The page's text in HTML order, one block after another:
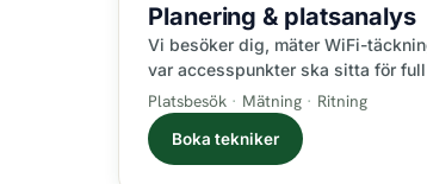
Planering & platsanalys
Vi besöker dig, mäter WiFi-
var accesspunkter ska sitta för
Platsbesök Mätning Ritning
Boka tekniker